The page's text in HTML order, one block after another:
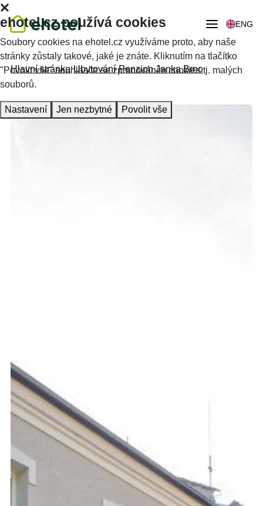
ENG
Hlavní stránka Ubytování Penzion Janka Brno
ehotel.cz používá cookies
Soubory cookies na ehotel.cz využíváme proto, aby naše
stránky zůstaly takové, jaké je znáte. Kliknutím na tlačítko
"Povolit vše" souhlasíte se zpracováním cookies tj. malých
souborů.
Nastavení Jen nezbytné Povolit vše